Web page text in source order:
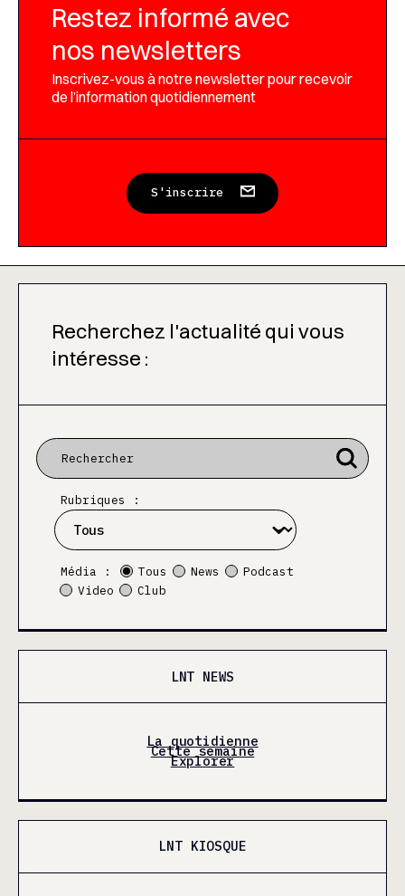
Restez informé avec
nos newsletters
Inscrivez-vous à notre newsletter pour recevoir
de l’information quotidiennement
S'inscrire
Recherchez l'actualité qui vous
intéresse :
Rubriques :
Média : Tous News
Podcast
Video
Club
LNT NEWS
La quotidienne
Cette semaine
Explorer
LNT KIOSQUE